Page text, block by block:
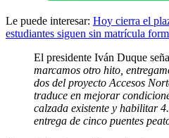
Le puede interesar: Hoy cierra el
estudiantes siguen sin matrícula
El presidente Iván Duque
marcamos otro hito,
dos del proyecto Accesos
traduce en mejorar
calzada existente y habilitar
entrega de cinco puentes